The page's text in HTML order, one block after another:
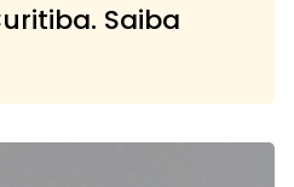
Saiba